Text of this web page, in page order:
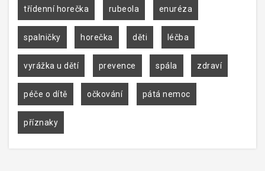
třídenní horečka rubeola enuréza
spalničky horečka děti léčba
vyrážka u dětí prevence spála zdraví
péče o dítě očkování pátá nemoc
příznaky